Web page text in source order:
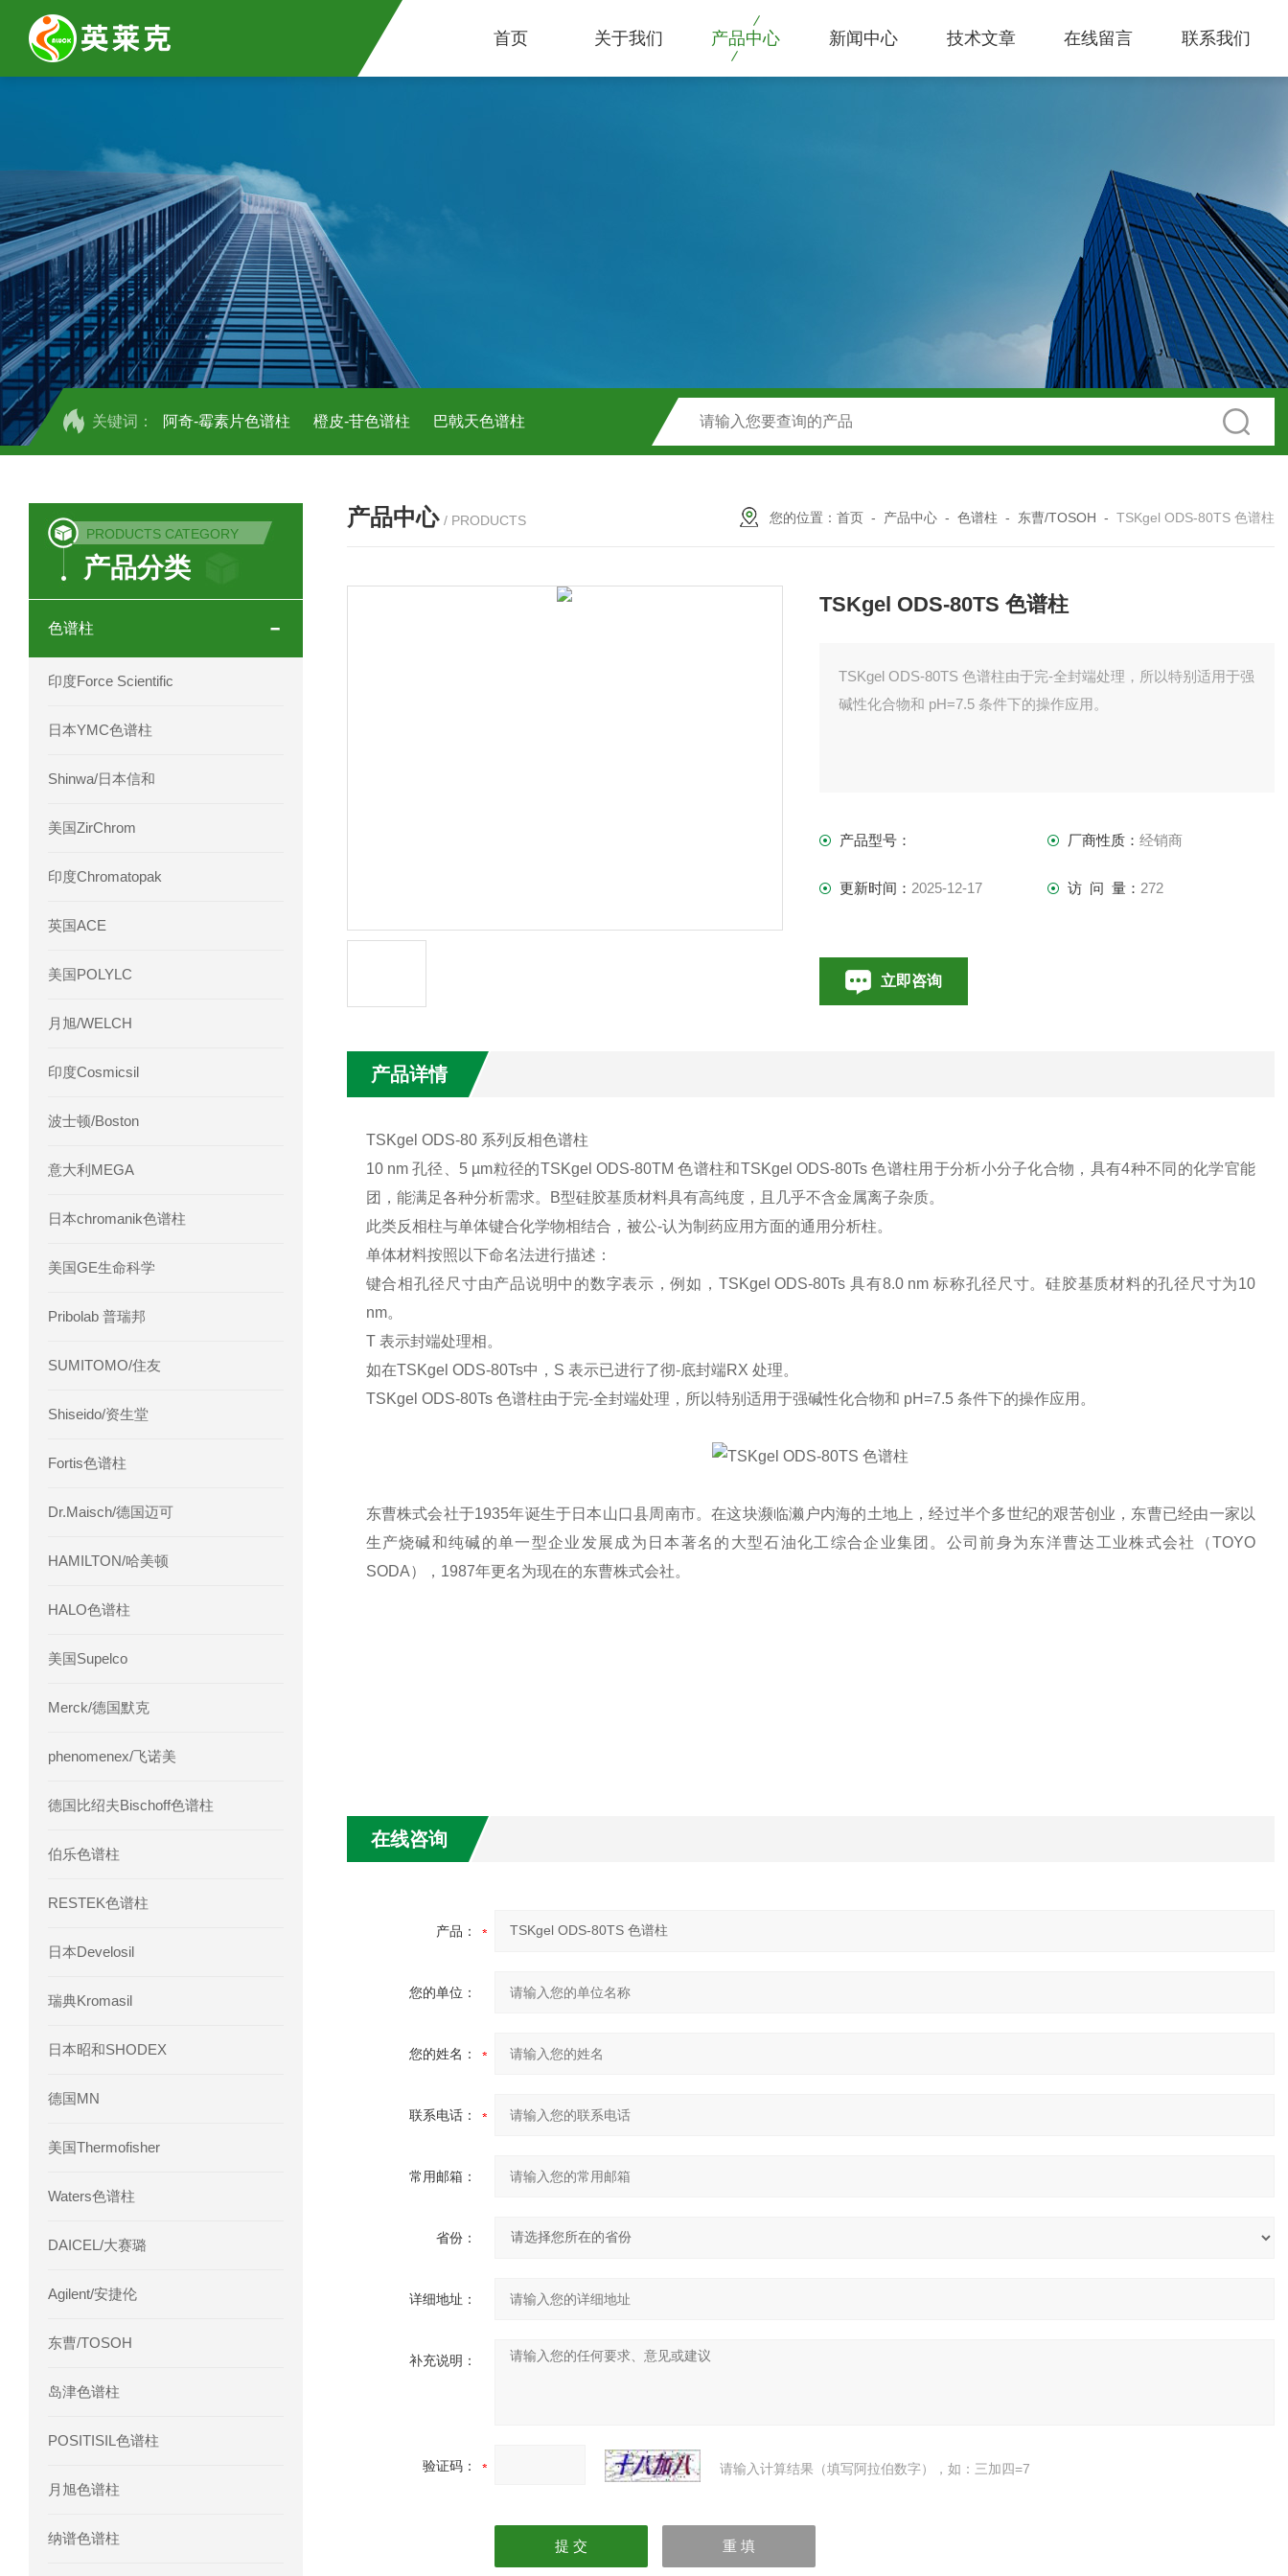
首页 关于我们 产品中心 新闻中心 技术文章 在线留言 联系我们
关键词： 阿奇-霉素片色谱柱 橙皮-苷色谱柱 巴戟天色谱柱
COSMOSIL 1.8PBr五溴苯基色谱柱 COSMOSIL 1.8PBr色谱柱
菟丝子 柠檬黄色谱柱
印度Force Scientific Rubitas色谱柱
PRODUCTS CATEGORY
产品分类
色谱柱
印度Force Scientific
日本YMC色谱柱
Shinwa/日本信和
美国ZirChrom
印度Chromatopak
英国ACE
美国POLYLC
月旭/WELCH
印度Cosmicsil
波士顿/Boston
意大利MEGA
日本chromanik色谱柱
美国GE生命科学
Pribolab 普瑞邦
SUMITOMO/住友
Shiseido/资生堂
Fortis色谱柱
Dr.Maisch/德国迈可
HAMILTON/哈美顿
HALO色谱柱
美国Supelco
Merck/德国默克
phenomenex/飞诺美
德国比绍夫Bischoff色谱柱
伯乐色谱柱
RESTEK色谱柱
日本Develosil
瑞典Kromasil
日本昭和SHODEX
德国MN
美国Thermofisher
Waters色谱柱
DAICEL/大赛璐
Agilent/安捷伦
东曹/TOSOH
岛津色谱柱
POSITISIL色谱柱
月旭色谱柱
纳谱色谱柱
产品中心 / PRODUCTS 您的位置： 首页 - 产品中心 - 色谱柱 - 东曹/TOSOH - TSKgel ODS-80TS 色谱柱
TSKgel ODS-80TS 色谱柱
TSKgel ODS-80TS 色谱柱由于完-全封端处理，所以特别适用于强
碱性化合物和 pH=7.5 条件下的操作应用。
产品型号： 厂商性质： 经销商
更新时间： 2025-12-17 访 问 量： 272
立即咨询
产品详情
TSKgel ODS-80 系列反相色谱柱
10 nm 孔径、5 µm粒径的TSKgel ODS-80TM 色谱柱和TSKgel ODS-80Ts 色谱柱用于分析小分子化合物，具有4种不同的化学官能
团，能满足各种分析需求。B型硅胶基质材料具有高纯度，且几乎不含金属离子杂质。
此类反相柱与单体键合化学物相结合，被公-认为制药应用方面的通用分析柱。
单体材料按照以下命名法进行描述：
键合相孔径尺寸由产品说明中的数字表示，例如，TSKgel ODS-80Ts 具有8.0 nm 标称孔径尺寸。硅胶基质材料的孔径尺寸为10
nm。
T 表示封端处理相。
如在TSKgel ODS-80Ts中，S 表示已进行了彻-底封端RX 处理。
TSKgel ODS-80Ts 色谱柱由于完-全封端处理，所以特别适用于强碱性化合物和 pH=7.5 条件下的操作应用。
东曹株式会社于1935年诞生于日本山口县周南市。在这块濒临濑户内海的土地上，经过半个多世纪的艰苦创业，东曹已经由一家以
生产烧碱和纯碱的单一型企业发展成为日本著名的大型石油化工综合企业集团。公司前身为东洋曹达工业株式会社（TOYO
SODA），1987年更名为现在的东曹株式会社。
在线咨询
产品：
您的单位：
您的姓名：
联系电话：
常用邮箱：
省份：
详细地址：
补充说明：
验证码： 请输入计算结果（填写阿拉伯数字），如：三加四=7